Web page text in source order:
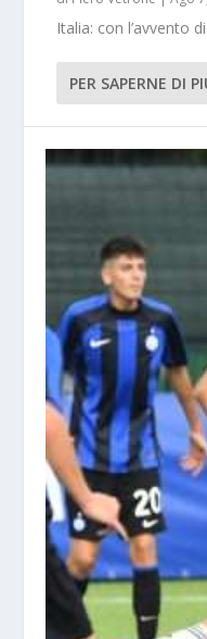
Italia: con l’avvento
PER SAPERNE DI